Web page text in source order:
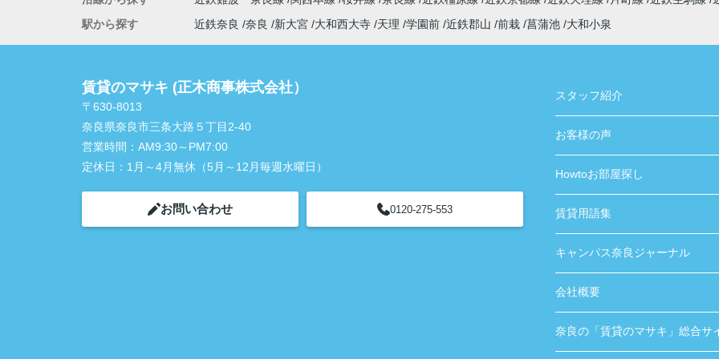
駅から探す
近鉄奈良 奈良 新大宮 大和西大寺 天理 学園前 近鉄郡山 前栽 菖蒲池 大和小泉
賃貸のマサキ (正木商事株式会社）
〒630-8013
奈良県奈良市三条大路５丁目2-40
営業時間： AM9:30～PM7:00
定休日： 1月～4月無休（5月～12月毎週水曜日）
お問い合わせ 0120-275-553
スタッフ紹介
お客様の声
Howtoお部屋探し
賃貸用語集
キャンパス奈良ジャーナル
会社概要
奈良の「賃貸のマサキ」総合サ